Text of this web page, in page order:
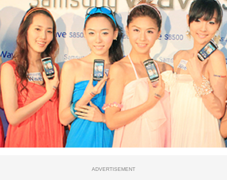
ADVERTISEMENT